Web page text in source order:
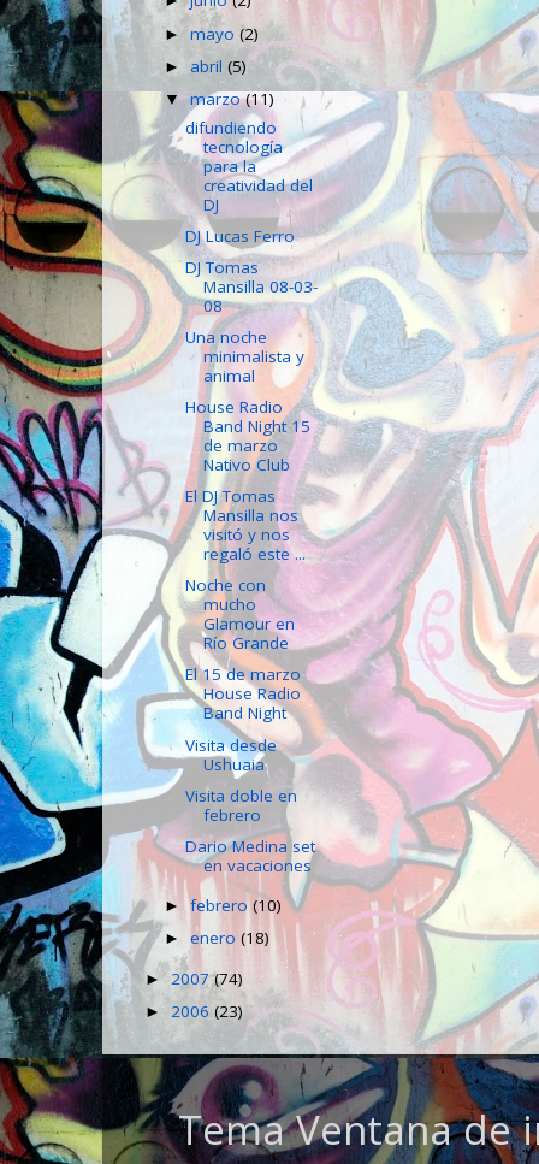
►mayo(2)
►abril(5)
▼marzo(11)
difundiendo
tecnología
para la
creatividad del
DJ
DJ Lucas Ferro
DJ Tomas
Mansilla 08-03-
08
Una noche
minimalista y
animal
House Radio
Band Night 15
de marzo
Nativo Club
El DJ Tomas
Mansilla nos
visitó y nos
regaló este ...
Noche con
mucho
Glamour en
Río Grande
El 15 de marzo
House Radio
Band Night
Visita desde
Ushuaia
Visita doble en
febrero
Dario Medina set
en vacaciones
►febrero(10)
►enero(18)
► 2007(74)
► 2006 (23)
Tema Ventana de